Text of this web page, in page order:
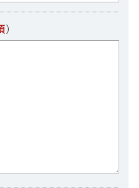
）